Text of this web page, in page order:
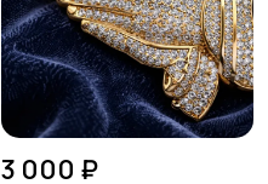
3 000 ₽